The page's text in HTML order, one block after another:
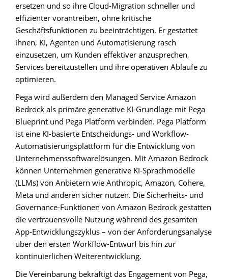
ersetzen und so ihre Cloud-Migration schneller und
effizienter vorantreiben, ohne kritische
Geschäftsfunktionen zu beeinträchtigen. Er gestattet
ihnen, KI, Agenten und Automatisierung rasch
einzusetzen, um Kunden effektiver anzusprechen,
Services bereitzustellen und ihre operativen Abläufe zu
optimieren.
Pega wird außerdem den Managed Service Amazon
Bedrock als primäre generative KI-Grundlage mit Pega
Blueprint und Pega Platform verbinden. Pega Platform
ist eine KI-basierte Entscheidungs- und Workflow-
Automatisierungsplattform für die Entwicklung von
Unternehmenssoftwarelösungen. Mit Amazon Bedrock
können Unternehmen generative KI-Sprachmodelle
(LLMs) von Anbietern wie Anthropic, Amazon, Cohere,
Meta und anderen sicher nutzen. Die Sicherheits- und
Governance-Funktionen von Amazon Bedrock gestatten
die vertrauensvolle Nutzung während des gesamten
App-Entwicklungszyklus – von der Anforderungsanalyse
über den ersten Workflow-Entwurf bis hin zur
kontinuierlichen Weiterentwicklung.
Die Vereinbarung bekräftigt das Engagement von Pega,